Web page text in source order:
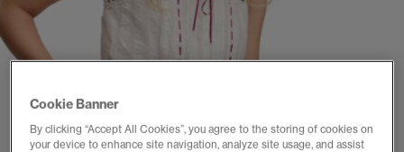
Cookie Banner
By clicking “Accept All Cookies”, you agree to the storing of cookies on
your device to enhance site navigation, analyze site usage, and assist